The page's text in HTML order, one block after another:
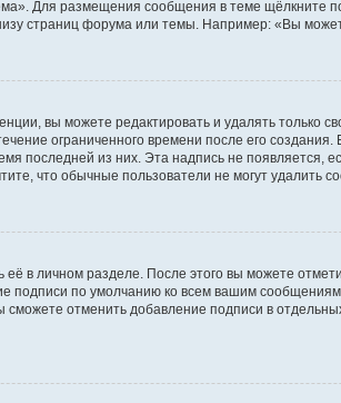
Для размещения сообщения в теме щёлкните
страниц форума или темы. Например: «Вы
вы можете редактировать и удалять только
ограниченного времени после его
последней из них. Эта надпись не
что обычные пользователи не могут удалить
в личном разделе. После этого вы можете
подписи по умолчанию ко всем вашим
отменить добавление подписи в